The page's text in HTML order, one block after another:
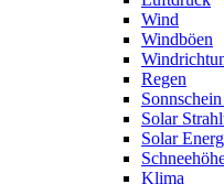
Wind
Windböen
Regen
Solar
Solar
Klima